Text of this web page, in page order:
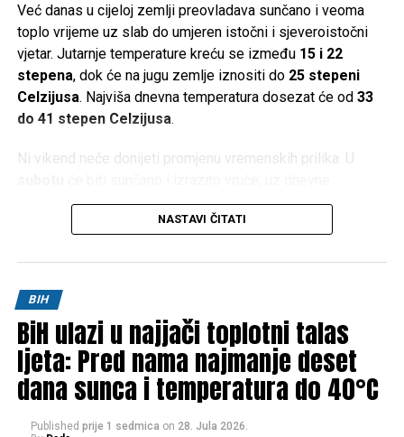
Već danas u cijeloj zemlji preovladava sunčano i veoma
toplo vrijeme uz slab do umjeren istočni i sjeveroistočni
vjetar. Jutarnje temperature kreću se između 15 i 22
stepena, dok će na jugu zemlje iznositi do 25 stepeni
Celzijusa. Najviša dnevna temperatura dosezat će od 33
do 41 stepen Celzijusa.
Ni vikend neće donijeti promjenu vremenskih prilika. U
temperature od33 do 40 stepeni, dok će se u
Hercegovini živa u termometru penjati i do
temperature u većem dijelu zemlje iznositi između
stepeni, a na jugu ponovo do 42 stepena Celzijusa.
Prema trenutnim prognozama, ni početak naredne sedmice
neće donijeti olakšanje. Nastavit će se sunčano i vrlo toplo
jugu do25 ), dok će dnevne vrijednosti ponovo dosezati
NASTAVI ČITATI
BIH
BiH ulazi u najjači toplotni talas
ljeta: Pred nama najmanje deset
dana sunca i temperatura do 40°C
Published prije 1 sedmica on 28. Jula 2026.